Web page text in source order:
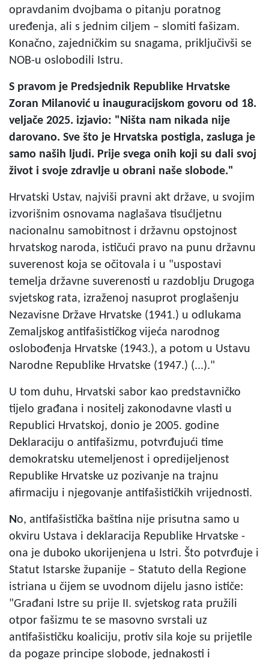
opravdanim dvojbama o pitanju poratnog
uređenja, ali s jednim ciljem – slomiti fašizam.
Konačno, zajedničkim su snagama, priključivši se
NOB-u oslobodili Istru.
S pravom je Predsjednik Republike Hrvatske
Zoran Milanović u inauguracijskom govoru od 18.
veljače 2025. izjavio: "Ništa nam nikada nije
darovano. Sve što je Hrvatska postigla, zasluga je
samo naših ljudi. Prije svega onih koji su dali svoj
život i svoje zdravlje u obrani naše slobode."
Hrvatski Ustav, najviši pravni akt države, u svojim
izvorišnim osnovama naglašava tisućljetnu
nacionalnu samobitnost i državnu opstojnost
hrvatskog naroda, ističući pravo na punu državnu
suverenost koja se očitovala i u "uspostavi
temelja državne suverenosti u razdoblju Drugoga
svjetskog rata, izraženoj nasuprot proglašenju
Nezavisne Države Hrvatske (1941.) u odlukama
Zemaljskog antifašističkog vijeća narodnog
oslobođenja Hrvatske (1943.), a potom u Ustavu
Narodne Republike Hrvatske (1947.) (...)."
U tom duhu, Hrvatski sabor kao predstavničko
tijelo građana i nositelj zakonodavne vlasti u
Republici Hrvatskoj, donio je 2005. godine
Deklaraciju o antifašizmu, potvrđujući time
demokratsku utemeljenost i opredijeljenost
Republike Hrvatske uz pozivanje na trajnu
afirmaciju i njegovanje antifašističkih vrijednosti.
No, antifašistička baština nije prisutna samo u
okviru Ustava i deklaracija Republike Hrvatske -
ona je duboko ukorijenjena u Istri. Što potvrđuje i
Statut Istarske županije – Statuto della Regione
istriana u čijem se uvodnom dijelu jasno ističe:
"Građani Istre su prije II. svjetskog rata pružili
otpor fašizmu te se masovno svrstali uz
antifašističku koaliciju, protiv sila koje su prijetile
da pogaze principe slobode, jednakosti i